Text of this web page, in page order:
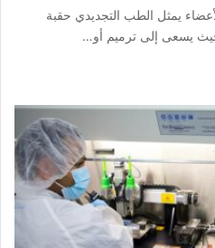
يمثل الطب التجديدي حقبة
حيث يسعى إلى ترميم أو…